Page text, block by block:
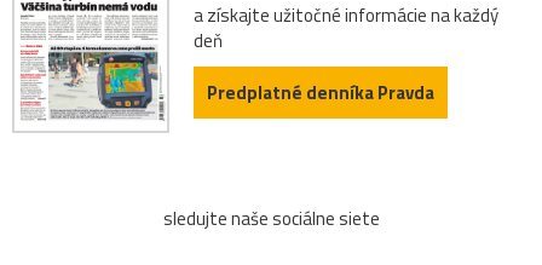
a získajte užitočné informácie na každý
deň
Predplatné denníka Pravda
sledujte naše sociálne siete